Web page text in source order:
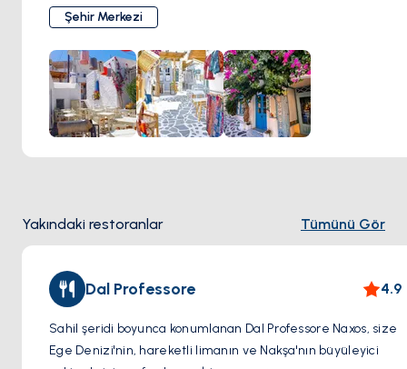
konumlanmış ikonik antik mermer bir geçit olan muhteşem
Portara'ya rastlayacaksınız. Bu anıtsal yapı, Apollon'a
adanmış bir tapınağın kalıntılarıdır ve özellikle gün
batımında muazzam bir arka plan sunar.
Naxos Şehri'nin kalbi, adanın zengin ve çeşitli tarihine dair
bir kanıt olan etkileyici bir ortaçağ kalesine ev sahipliği
yapar. Kale duvarları içinde, Venedik ve Kykladik
değildir; el yapımı mücevherlerden yerel el sanatlarına
kadar her şeyi satan sevimli butiklerin çeşitliliği ile çok
canlıdır.
çıkarabileceğiniz veya ferahlatıcı bir içki içebileceğiniz
sevimli kafeler ve tavernalarla doludur. Bu mekanlar, bu
Şehir Merkezi
Yakındaki restoranlar Tümünü Gör
Dal Professore 4.9
Sahil şeridi boyunca konumlanan Dal Professore Naxos, size
Ege Denizi'nin, hareketli limanın ve Nakşa'nın büyüleyici